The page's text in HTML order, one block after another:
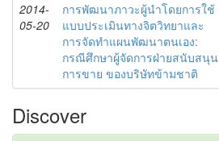
2014-
05-20
การพัฒนาภาวะผู้นำโดยการใช้
แบบประเมินทางจิตวิทยาและ
การจัดทำแผนพัฒนาตนเอง:
กรณีศึกษาผู้จัดการฝ่ายสนับสนุน
การขาย ของบริษัทข้ามชาติ
Discover